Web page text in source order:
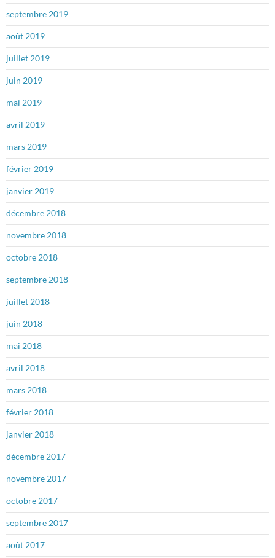
septembre 2019
août 2019
juillet 2019
juin 2019
mai 2019
avril 2019
mars 2019
février 2019
janvier 2019
décembre 2018
novembre 2018
octobre 2018
septembre 2018
juillet 2018
juin 2018
mai 2018
avril 2018
mars 2018
février 2018
janvier 2018
décembre 2017
novembre 2017
octobre 2017
septembre 2017
août 2017